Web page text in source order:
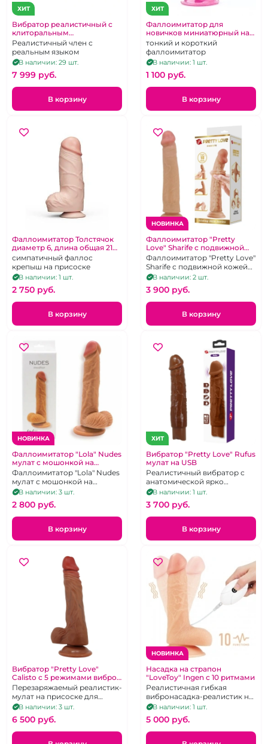
ХИТ
Вибратор реалистичный с
клиторальным
стимулятором длинным
язычком
Реалистичный член с
реальным языком
В наличии: 29 шт.
7 999 pуб.
В корзину
ХИТ
Фаллоимитатор для
новичков миниатюрный на
присоске розовый
тонкий и короткий
фаллоимитатор
В наличии: 1 шт.
1 100 pуб.
В корзину
Фаллоимитатор Толстячок
диаметр 6, длина общая 21
см
симпатичный фаллос
крепыш на присоске
В наличии: 1 шт.
2 750 pуб.
В корзину
НОВИНКА
Фаллоимитатор "Pretty
Love" Sharife с подвижной
кожей без мошонки
Фаллоимитатор "Pretty Love"
Sharife с подвижной кожей
без мошонки
В наличии: 2 шт.
3 900 pуб.
В корзину
НОВИНКА
Фаллоимитатор "Lola" Nudes
мулат с мошонкой на
присоске
Фаллоимитатор "Lola" Nudes
мулат с мошонкой на
присоске
В наличии: 3 шт.
2 800 pуб.
В корзину
ХИТ
Вибратор "Pretty Love" Rufus
мулат на USB
Реалистичный вибратор с
анатомической ярко
выраженной головкой, 10
режимов вибрации.
В наличии: 1 шт.
3 700 pуб.
В корзину
Вибратор "Pretty Love"
Calisto с 5 режимами вибро,
вращения и фрикций на USB
Перезаряжаемый реалистик-
мулат на присоске для
глубокой 3D-стимуляции из
супер мягкого TPR
В наличии: 3 шт.
6 500 pуб.
НОВИНКА
Насадка на страпон
"LoveToy" Ingen с 10 ритмами
Реалистичная гибкая
вибронасадка-реалистик на
присоске из нежного TPE с
проводным пультом
В наличии: 1 шт.
5 000 pуб.